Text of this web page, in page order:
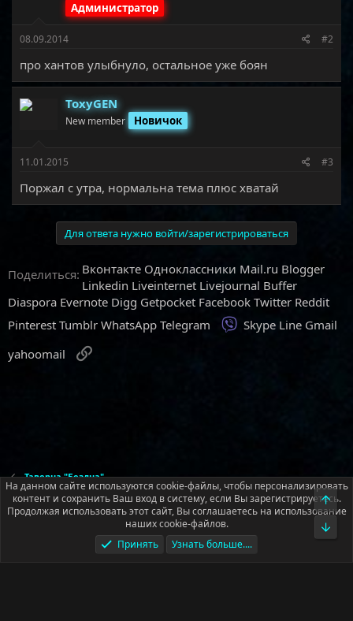
Администратор
08.09.2014 #2
про хантов улыбнуло, остальное уже боян
ToxyGEN
New member Новичок
11.01.2015 #3
Поржал с утра, нормальна тема плюс хватай
Для ответа нужно войти/зарегистрироваться
Поделиться: Вконтакте Одноклассники Mail.ru Blogger
Linkedin Liveinternet Livejournal Buffer
Diaspora Evernote Digg Getpocket Facebook Twitter Reddit
Pinterest Tumblr WhatsApp Telegram Viber
Skype Line Gmail
yahoomail
Таверна "Бездна"
Русский (RU)
Условия и правила
Политика конфиденциальности
Помощь
На данном сайте используются cookie-файлы, чтобы персонализировать
контент и сохранить Ваш вход в систему, если Вы зарегистрируетесь.
Продолжая использовать этот сайт, Вы соглашаетесь на использование
наших cookie-файлов.
Принять
Узнать больше....
Верх
Низ